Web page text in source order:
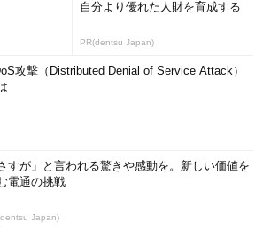
自分より優れた人財を育成する
PR(dentsu Japan)
攻撃（Distributed Denial of Service Attack）
さすが」と言われる驚きや感動を。新しい価値を
電通の挑戦
Japan)